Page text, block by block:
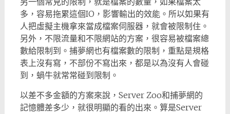
多，容易拖累這個IO，影響輸出的效能。所以如果有
人把虛擬主機拿來當成檔案伺服器，就會被限制住。
另外，不限流量和不限網站的方案，很容易被檔案總
數給限制到。捕夢網也有檔案數的限制，重點是規格
表上沒有寫，不部份不寫出來，都是以為沒有人會碰
到，蝸牛就常常碰到限制。
以差不多金額的方案來說，Server Zoo和捕夢網的
記憶體差多少，就很明顯的看的出來。算是Server